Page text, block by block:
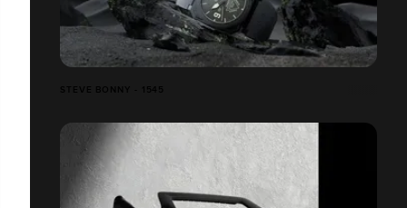
STEVE BONNY - 1545